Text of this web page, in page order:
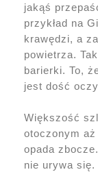
jakąś
przykład na
krawędzi, a
powietrza.
barierki. To,
jest dość
Większość
otoczonym
opada
nie urywa